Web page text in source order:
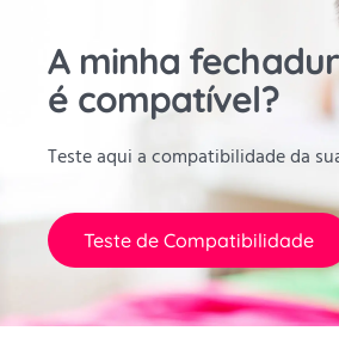
A minha
é compatível?
Teste aqui a compatibilidade da
Teste de Compatibilidade